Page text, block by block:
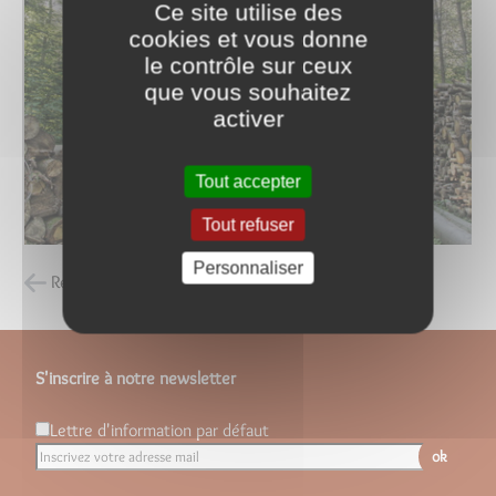
Retour à la liste des carnets d'adresses
S'inscrire à notre newsletter
Lettre d'information par défaut
ok
Ce site utilise des
cookies et vous donne
le contrôle sur ceux
que vous souhaitez
activer
Tout accepter
Tout refuser
Personnaliser